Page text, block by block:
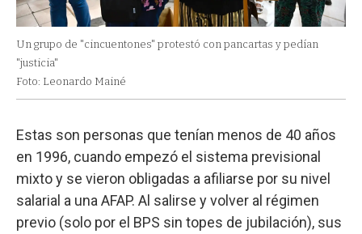
Un grupo de "cincuentones" protestó con pancartas y pedían
"justicia"
Foto: Leonardo Mainé
Estas son personas que tenían menos de 40 años
en 1996, cuando empezó el sistema previsional
mixto y se vieron obligadas a afiliarse por su nivel
salarial a una AFAP. Al salirse y volver al régimen
previo (solo por el BPS sin topes de jubilación), sus